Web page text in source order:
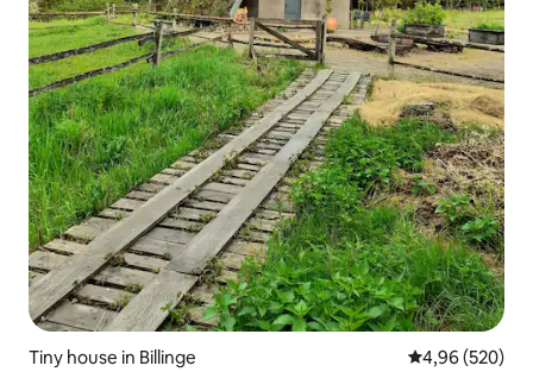
Tiny house in Billinge Gemiddelde
4,96 (520)